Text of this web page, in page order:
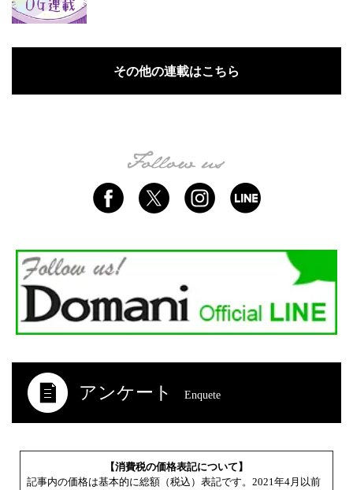
その他の連載はこちら
アンケート Enquete
【消費税の価格表記について】
記事内の価格は基本的に総額（税込）表記です。2021年4月以前